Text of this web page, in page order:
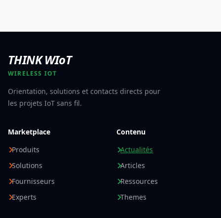
THINK WIoT
WIRELESS IOT
Orientation, solutions et contacts directs pour
les projets IoT sans fil.
Marketplace
Produits
Solutions
Fournisseurs
Experts
Contenu
Actualités
Articles
Ressources
Themes